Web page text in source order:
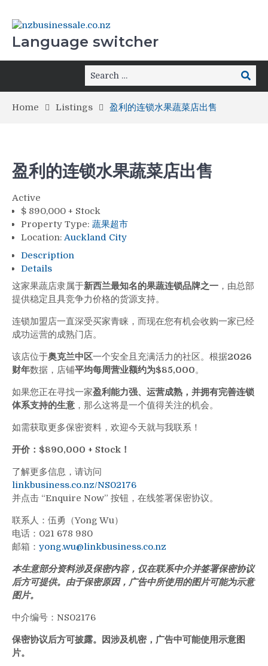
Language switcher
Home Listings 盈利的连锁水果蔬菜店出售
盈利的连锁水果蔬菜店出售
Active
$ 890,000 + Stock
Property Type: 蔬果超市
Location: Auckland City
Description
Details
这家果蔬店隶属于新西兰最知名的果蔬连锁品牌之一 ，由总部
提供稳定且具竞争力价格的货源支持。
连锁加盟店一直深受买家青睐，而现在您有机会收购一家已经
成功运营的成熟门店。
该店位于奥克兰中区一个安全且充满活力的社区。根据2026
财年数据，店铺平均每周营业额约为$85,000。
如果您正在寻找一家盈利能力强、运营成熟，并拥有完善连锁
体系支持的生意 ，那么这将是一个值得关注的机会。
如需获取更多保密资料，欢迎今天就与我联系！
开价：$890,000 + Stock！
了解更多信息，请访问
linkbusiness.co.nz/NS02176
并点击 “Enquire Now” 按钮，在线签署保密协议。
联系人：伍勇（Yong Wu）
电话：021 678 980
邮箱： yong.wu@linkbusiness.co.nz
本生意部分资料涉及保密内容，仅在联系中介并签署保密协议
后方可提供。由于保密原因，广告中所使用的图片可能为示意
图片。
中介编号：NS02176
保密协议后方可披露。因涉及机密，广告中可能使用示意图
片。